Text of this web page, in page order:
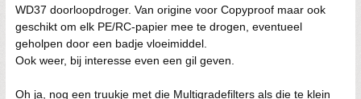
WD37 doorloopdroger. Van origine voor Copyproof maar ook
geschikt om elk PE/RC-papier mee te drogen, eventueel
geholpen door een badje vloeimiddel.
Ook weer, bij interesse even een gil geven.
Oh ja, nog een truukje met die Multigradefilters als die te klein